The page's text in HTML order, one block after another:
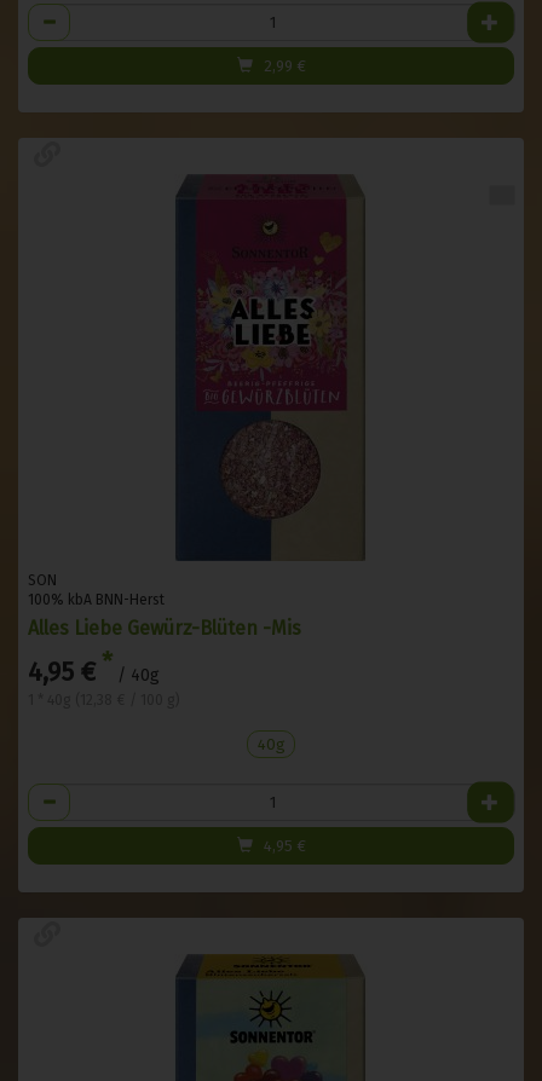
Anzahl
2,99 €
SON
100% kbA BNN-Herst
Alles Liebe Gewürz-Blüten -Mis
4,95 € * / 40g
40g
Anzahl
4,95 €